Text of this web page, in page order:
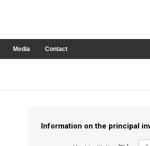
Media Contact
Information on the principal